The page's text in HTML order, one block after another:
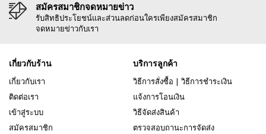
สมัครสมาชิกจดหมายข่าว
รับสิทธิประโยชน์และส่วนลดก่อนใครเพียงสมัครสมาชิก
จดหมายข่าวกับเรา
เกี่ยวกับร้าน
เกี่ยวกับเรา
ติดต่อเรา
เข้าสู่ระบบ
สมัครสมาชิก
บริการลูกค้า
วิธีการสั่งซื้อ | วิธีการชำระเงิน
แจ้งการโอนเงิน
วิธีจัดส่งสินค้า
ตรวจสอบถานะการจัดส่ง